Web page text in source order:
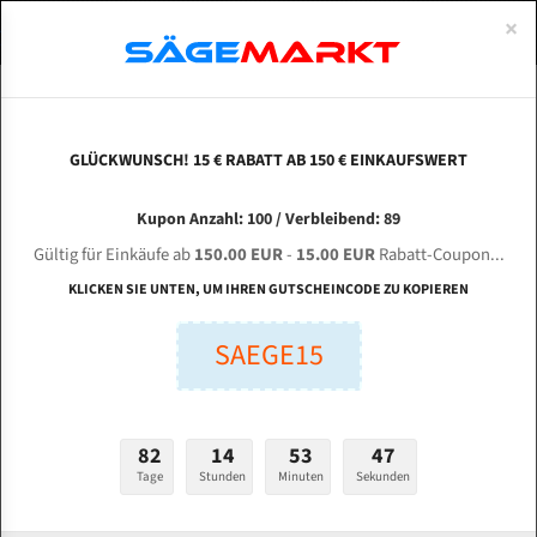
SHENJANG SJ-13SA (6033SA) für 4150 mm Bi-
Metall Bandsägeblätter
Länge (mm):
Stärken + Zahnteilung:
mm
ABOUTS
ENGLISH
Bi-Metall Meterware
Fleischerei Bandsägeblätter
Bandmesser Glatt Meterware
Konvex Meterware
×
GLÜCKWUNSCH! 15 € RABATT AB 150 € EINKAUFSWERT
Kupon Anzahl: 100 / Verbleibend: 89
Gültig für Einkäufe ab150.00 EUR- 15.00 EURRabatt-Coupon...
KLICKEN SIE UNTEN, UM IHREN GUTSCHEINCODE ZU KOPIEREN
SAEGE15
82
Tage
14
Stunden
53
Minuten
46
Sekunden